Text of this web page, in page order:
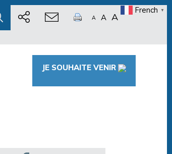
A A A
French ▼
JE SOUHAITE VENIR